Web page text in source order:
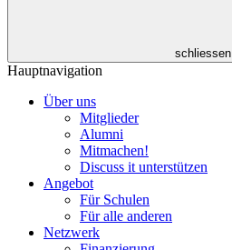
schliessen
Hauptnavigation
Über uns
Mitglieder
Alumni
Mitmachen!
Discuss it unterstützen
Angebot
Für Schulen
Für alle anderen
Netzwerk